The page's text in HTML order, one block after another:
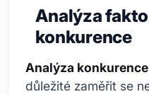
Analýza
konkurence
Analýza konkurence
důležité zaměřit se